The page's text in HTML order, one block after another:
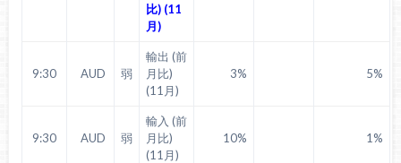
比) (11
月)
9:30 AUD 弱
輸出 (前
月比)
(11月)
3% 5%
9:30 AUD 弱
輸入 (前
月比)
(11月)
10% 1%